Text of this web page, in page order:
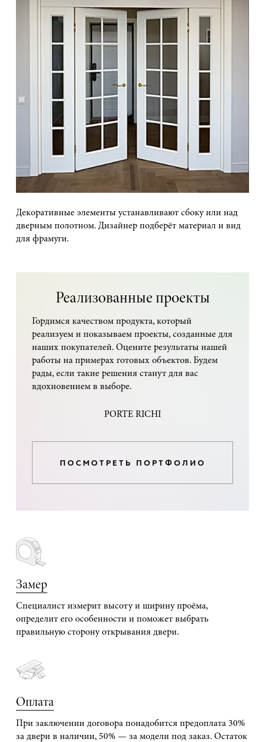
Декоративные элементы устанавливают сбоку или над
дверным полотном. Дизайнер подберёт материал и вид
для фрамуги.
Реализованные проекты
Гордимся качеством продукта, который
реализуем и показываем проекты, созданные для
наших покупателей. Оцените результаты нашей
работы на примерах готовых объектов. Будем
рады, если такие решения станут для вас
вдохновением в выборе.
PORTE RICHI
ПОСМОТРЕТЬ ПОРТФОЛИО
Замер
Специалист измерит высоту и ширину проёма,
определит его особенности и поможет выбрать
правильную сторону открывания двери.
Оплата
При заключении договора понадобится предоплата 30%
за двери в наличии, 50% — за модели под заказ. Остаток